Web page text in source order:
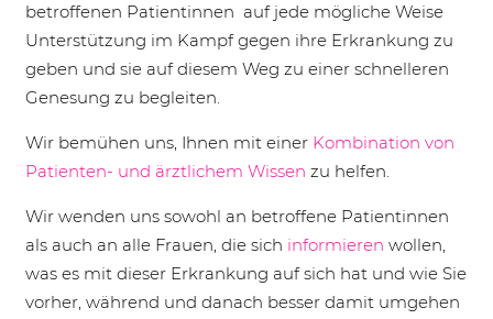
betroffenen Patientinnen auf jede mögliche Weise
Unterstützung im Kampf gegen ihre Erkrankung zu
geben und sie auf diesem Weg zu einer schnelleren
Genesung zu begleiten.
Wir bemühen uns, Ihnen mit einer Kombination von
Patienten- und ärztlichem Wissen zu helfen.
Wir wenden uns sowohl an betroffene Patientinnen
als auch an alle Frauen, die sich informieren wollen,
was es mit dieser Erkrankung auf sich hat und wie Sie
vorher, während und danach besser damit umgehen